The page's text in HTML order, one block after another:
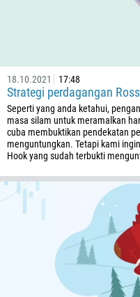
18.10.2021 17:48
Strategi perdagangan
Seperti yang anda ketahui,
masa silam untuk meramalkan
cuba membuktikan pendekatan
menguntungkan. Tetapi kami
Hook yang sudah terbukti